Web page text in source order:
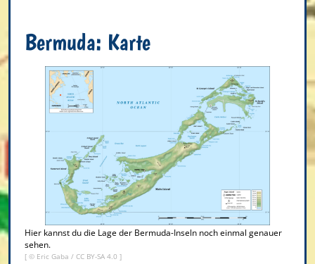
Bermuda: Karte
Hier kannst du die Lage der Bermuda-Inseln noch einmal genauer
sehen.
[ © Eric Gaba / CC BY-SA 4.0 ]